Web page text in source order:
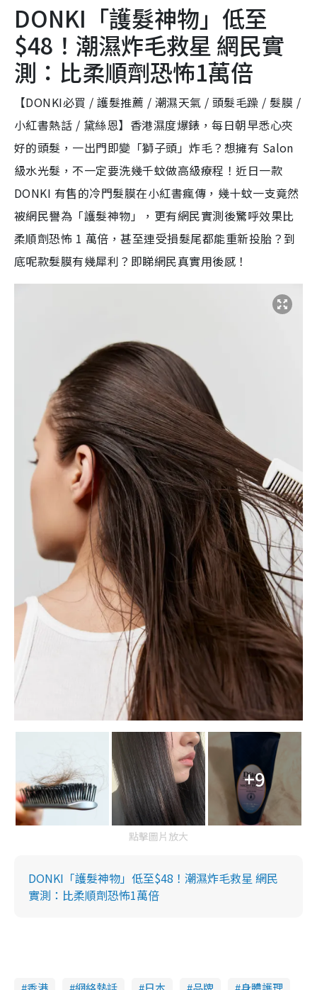
DONKI「護髮神物」低至
$48！潮濕炸毛救星 網民實
測：比柔順劑恐怖1萬倍
【DONKI必買 / 護髮推薦 / 潮濕天氣 / 頭髮毛躁 / 髮膜 /
小紅書熱話 / 黛絲恩】香港濕度爆錶，每日朝早悉心夾
好的頭髮，一出門即變「獅子頭」炸毛？想擁有 Salon
級水光髮，不一定要洗幾千蚊做高級療程！近日一款
DONKI 有售的冷門髮膜在小紅書瘋傳，幾十蚊一支竟然
被網民譽為「護髮神物」，更有網民實測後驚呼效果比
柔順劑恐怖 1 萬倍，甚至連受損髮尾都能重新投胎？到
底呢款髮膜有幾犀利？即睇網民真實用後感！
+9
點擊圖片放大
DONKI「護髮神物」低至$48！潮濕炸毛救星 網民
實測：比柔順劑恐怖1萬倍